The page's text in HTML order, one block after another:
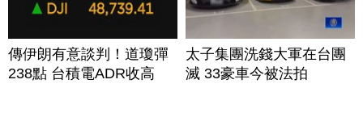
傳伊朗有意談判！道瓊彈
238點 台積電ADR收高
太子集團洗錢大軍在台團
滅 33豪車今被法拍